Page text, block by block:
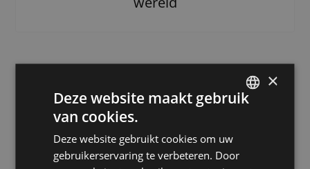
×
Deze website maakt gebruik
van cookies.
Deze website gebruikt cookies om uw
gebruikerservaring te verbeteren. Door